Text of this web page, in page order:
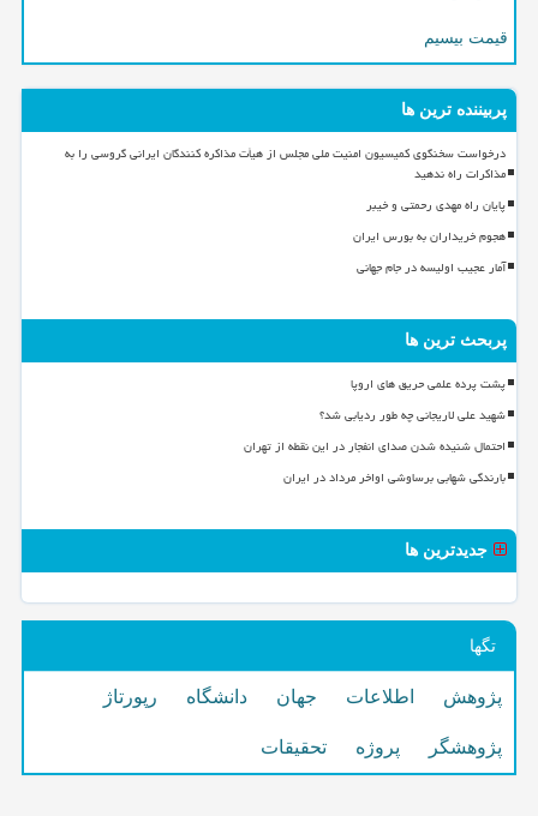
قیمت بیسیم
پربیننده ترین ها
درخواست سخنگوی کمیسیون امنیت ملی مجلس از هیأت مذاکره کنندگان ایرانی گروسی را به
مذاکرات راه ندهید
پایان راه مهدی رحمتی و خیبر
هجوم خریداران به بورس ایران
آمار عجیب اولیسه در جام جهانی
پربحث ترین ها
پشت پرده علمی حریق های اروپا
شهید علی لاریجانی چه طور ردیابی شد؟
احتمال شنیده شدن صدای انفجار در این نقطه از تهران
بارندگی شهابی برساوشی اواخر مرداد در ایران
جدیدترین ها
تگها
پژوهش اطلاعات جهان دانشگاه رپورتاژ
پژوهشگر پروژه تحقیقات